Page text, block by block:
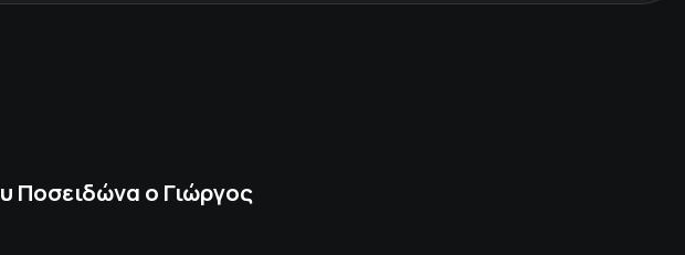
Ποσειδώνα ο Γιώργος